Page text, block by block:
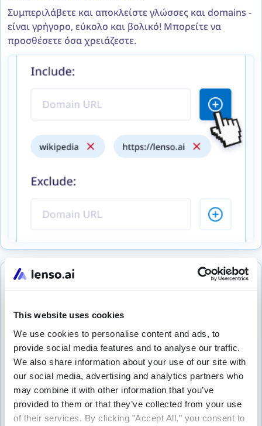
This website uses cookies
We use cookies to personalise content and ads, to
provide social media features and to analyse our traffic.
We also share information about your use of our site with
our social media, advertising and analytics partners who
may combine it with other information that you’ve
provided to them or that they’ve collected from your use
of their services. By clicking "Accept All," you consent to
Συμπεριλάβετε και αποκλείστε γλώσσες και domains -
είναι γρήγορο, εύκολο και βολικό! Μπορείτε να
προσθέσετε όσα χρειάζεστε.
Πολλαπλά φίλτρα ταυτόχρονα
αυτά. Χρησιμοποιήστε όσα θέλετε και αφαιρέστε όσα